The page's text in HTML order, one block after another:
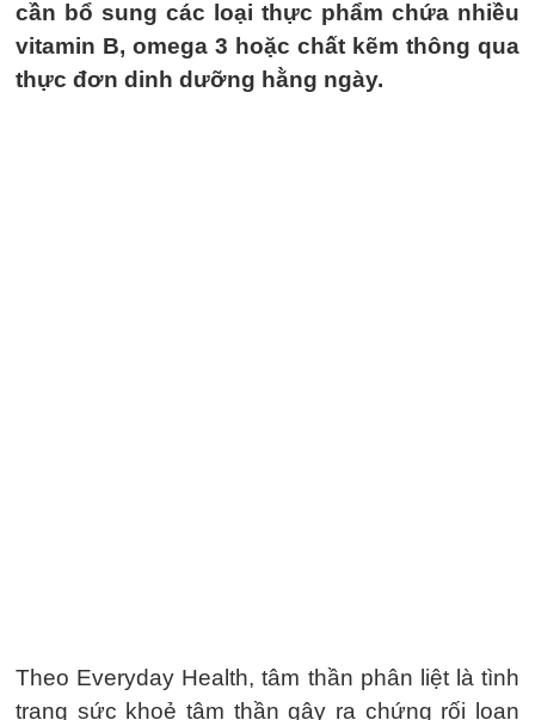
cần bổ sung các loại thực phẩm chứa nhiều
vitamin B, omega 3 hoặc chất kẽm thông qua
thực đơn dinh dưỡng hằng ngày.
Theo Everyday Health, tâm thần phân liệt là tình
trạng sức khoẻ tâm thần gây ra chứng rối loạn